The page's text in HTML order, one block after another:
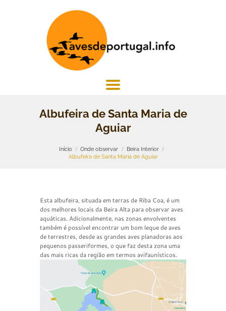
Albufeira de Santa Maria de
Aguiar
Início Onde observar
Beira Interior
Albufeira de Santa Maria de Aguiar
Esta albufeira, situada em terras de Riba Coa, é um
dos melhores locais da Beira Alta para observar aves
aquáticas. Adicionalmente, nas zonas envolventes
também é possível encontrar um bom leque de aves
de terrestres, desde as grandes aves planadoras aos
pequenos passeriformes, o que faz desta zona uma
das mais ricas da região em termos avifaunísticos.